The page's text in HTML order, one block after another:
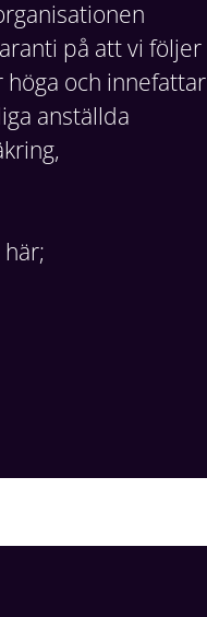
på att vi följer
och innefattar
anställda